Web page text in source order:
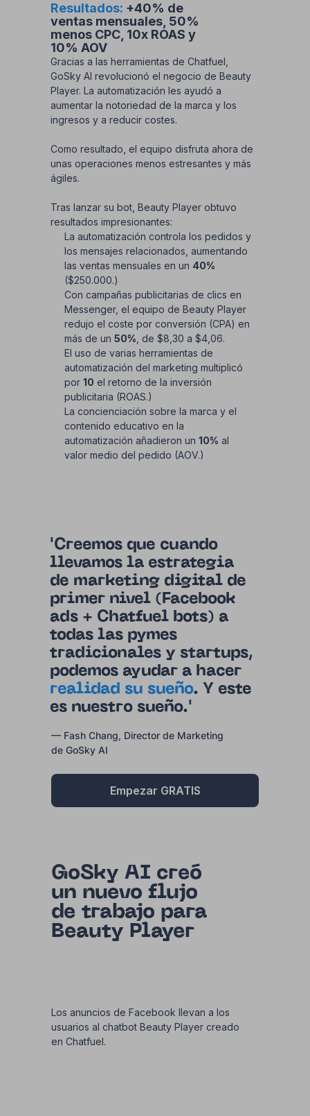
Gracias a las herramientas de Chatfuel,
GoSky AI revolucionó el negocio de Beauty
Player. La automatización les ayudó a
aumentar la notoriedad de la marca y los
ingresos y a reducir costes.
Como resultado, el equipo disfruta ahora de
unas operaciones menos estresantes y más
ágiles.
Tras lanzar su bot, Beauty Player obtuvo
resultados impresionantes:
La automatización controla los pedidos y
los mensajes relacionados, aumentando
las ventas mensuales en un 40%
($250.000.)
Con campañas publicitarias de clics en
Messenger, el equipo de Beauty Player
redujo el coste por conversión (CPA) en
más de un 50% , de $8,30 a $4,06.
El uso de varias herramientas de
automatización del marketing multiplicó
por 10 el retorno de la inversión
publicitaria (ROAS.)
La concienciación sobre la marca y el
contenido educativo en la
automatización añadieron un 10% al
valor medio del pedido (AOV.)
Resultados: +40% de
ventas mensuales, 50%
menos CPC, 10x ROAS y
10% AOV
'Creemos que cuando
llevamos la estrategia
de marketing digital de
primer nivel (Facebook
ads + Chatfuel bots) a
todas las pymes
tradicionales y startups,
podemos ayudar a hacer
realidad su sueño. Y este
es nuestro sueño.'
— Fash Chang, Director de Marketing
de GoSky AI
Empezar GRATIS
Los anuncios de Facebook llevan a los
usuarios al chatbot Beauty Player creado
en Chatfuel.
GoSky AI creó
un nuevo flujo
de trabajo para
Beauty Player